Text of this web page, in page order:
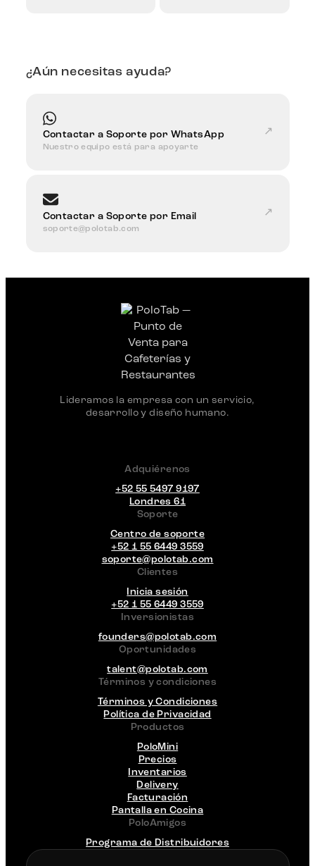
¿Aún necesitas ayuda?
Contactar a Soporte por WhatsApp
Nuestro equipo está para apoyarte
↗
Contactar a Soporte por Email
soporte@polotab.com
↗
Lideramos la empresa con un servicio,
desarrollo y diseño humano.
Adquiérenos
+52 55 5497 9197
Londres 61
Soporte
Centro de soporte
+52 1 55 6449 3559
soporte@polotab.com
Clientes
Inicia sesión
+52 1 55 6449 3559
Inversionistas
founders@polotab.com
Oportunidades
talent@polotab.com
Términos y condiciones
Términos y Condiciones
Política de Privacidad
Productos
PoloMini
Precios
Inventarios
Delivery
Facturación
Pantalla en Cocina
PoloAmigos
Programa de Distribuidores